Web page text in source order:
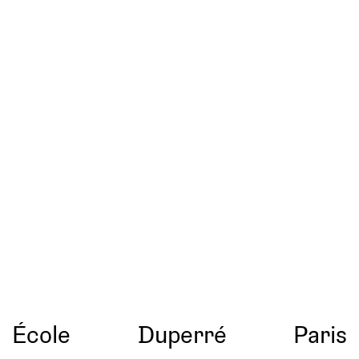
École Duperré Paris